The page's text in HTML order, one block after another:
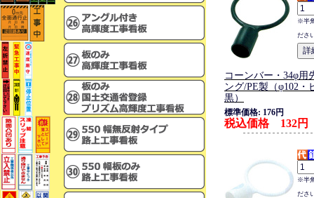
※半
ださ
コーンバー・34φ用
ング/PE製（φ102・
黒）
標準価格: 176円
税込価格 132円
※半
ださ